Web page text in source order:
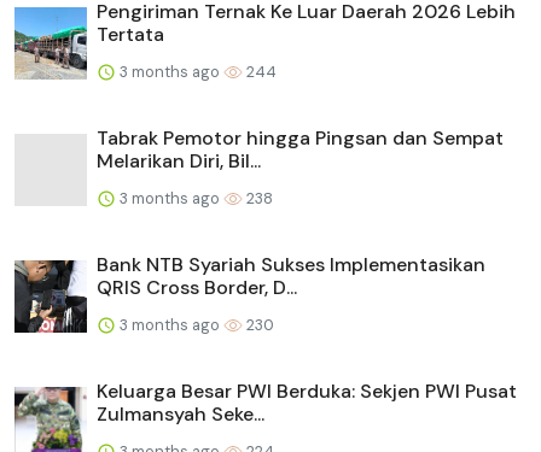
Pengiriman Ternak Ke Luar Daerah 2026 Lebih
Tertata
3 months ago 244
Tabrak Pemotor hingga Pingsan dan Sempat
Melarikan Diri, Bil...
3 months ago 238
Bank NTB Syariah Sukses Implementasikan
QRIS Cross Border, D...
3 months ago 230
Keluarga Besar PWI Berduka: Sekjen PWI Pusat
Zulmansyah Seke...